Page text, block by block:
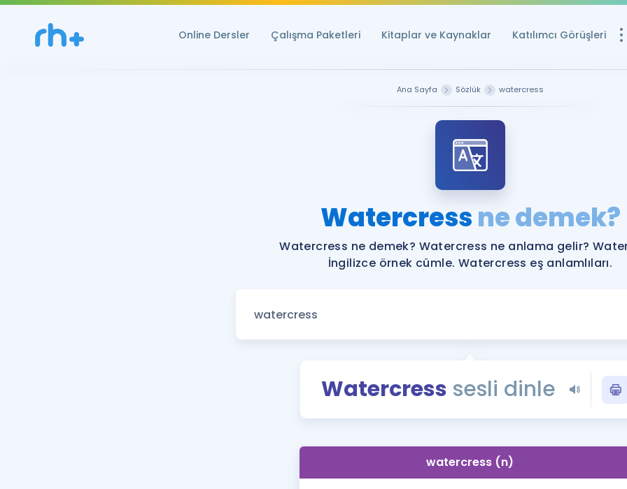
Online Dersler Çalışma Paketleri Kitaplar ve Kaynaklar Katılımcı Görüşleri
Ücretsiz
YDS ve YÖKDİL
YDS ve YÖKDİL'e
Tüm ÖSYM
YDS - YÖKDİL
İngilizce
Ana Sayfa Sözlük watercress
Watercressne demek?
Watercress ne demek? Watercress ne anlama gelir?
İngilizce örnek cümle. Watercress eş anlamlıları.
Watercress sesli dinle
watercress (n)